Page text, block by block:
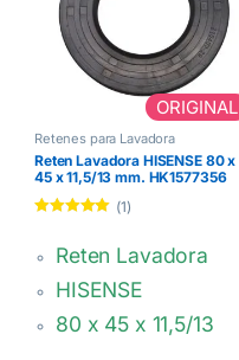
92445469,
132584900,
C00002592 ,
482000072583
ORIGINAL
Retenes para Lavadora
Reten Lavadora HISENSE 80 x
45 x 11,5/13 mm. HK1577356
(1)
Reten Lavadora
HISENSE
80 x 45 x 11,5/13